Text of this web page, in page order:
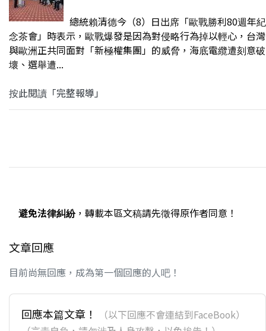
總統賴清德今（8）日出席「歐戰勝利80週年紀
念茶會」時表示，歐戰爆發是因為對侵略行為掉以輕心，台灣
與歐洲正共同面對「新極權集團」的威脅，海底電纜遭刻意破
壞、選舉遭...
按此閱讀「完整報導」
避免法律糾紛，轉載本區文稿請先徵得原作者同意！
文章回應
目前尚無回應，成為第一個回應的人吧！
回應本篇文章！
（以下回應不會連結到FaceBook）